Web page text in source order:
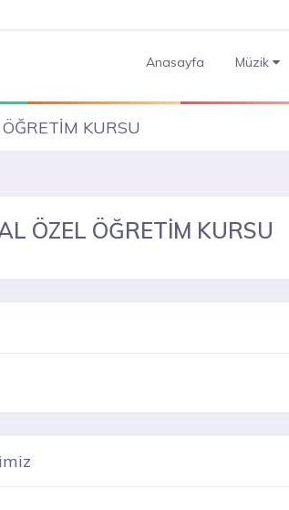
Anasayfa Müzik
KURSU
ÖZEL ÖĞRETİM KURSU